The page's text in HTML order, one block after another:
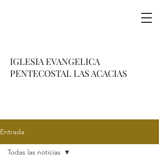
IGLESIA EVANGELICA
PENTECOSTAL LAS ACACIAS
Entrada
Todas las noticias